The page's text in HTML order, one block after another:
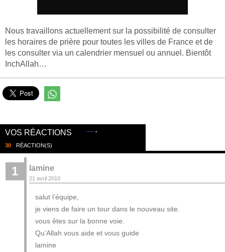
Nous travaillons actuellement sur la possibilité de consulter
les horaires de prière pour toutes les villes de France et de
les consulter via un calendrier mensuel ou annuel. Bientôt
InchAllah…
VOS RÉACTIONS
30 RÉACTION(S)
1 lamine
21 avril 2010
salut l’équipe,
je viens de faire un tour dans le nouveau site.
vous êtes sur la bonne voie.
Qu’Allah vous aide et vous guide
lamine